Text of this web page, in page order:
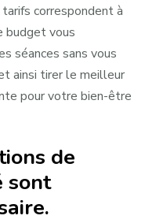
correspondent à
budget vous
séances sans vous
ainsi tirer le meilleur
pour votre bien-être
de
sont